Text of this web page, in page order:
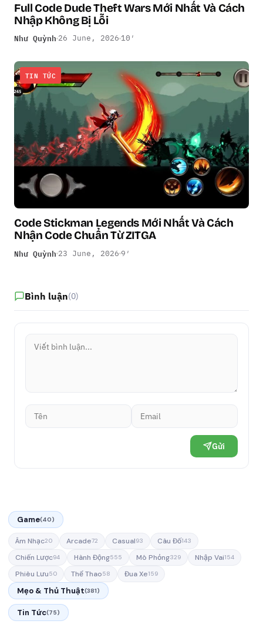
Full Code Dude Theft Wars Mới Nhất Và Cách
Nhập Không Bị Lỗi
Như Quỳnh 26 June, 2026 10′
TIN TỨC
Code Stickman Legends Mới Nhất Và Cách
Nhận Code Chuẩn Từ ZITGA
Như Quỳnh 23 June, 2026 9′
Bình luận(0)
Gửi
Game(40)
Âm Nhạc20 Arcade72 Casual93 Câu Đố143
Chiến Lược94 Hành Động555 Mô Phỏng329 Nhập Vai154
Phiêu Lưu50 Thể Thao58 Đua Xe159
Mẹo & Thủ Thuật(381)
Tin Tức(75)